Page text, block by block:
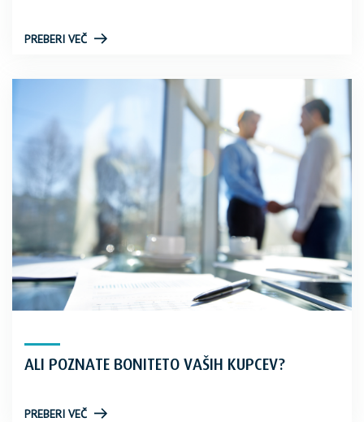
PREBERI VEČ
ALI POZNATE BONITETO VAŠIH KUPCEV?
PREBERI VEČ